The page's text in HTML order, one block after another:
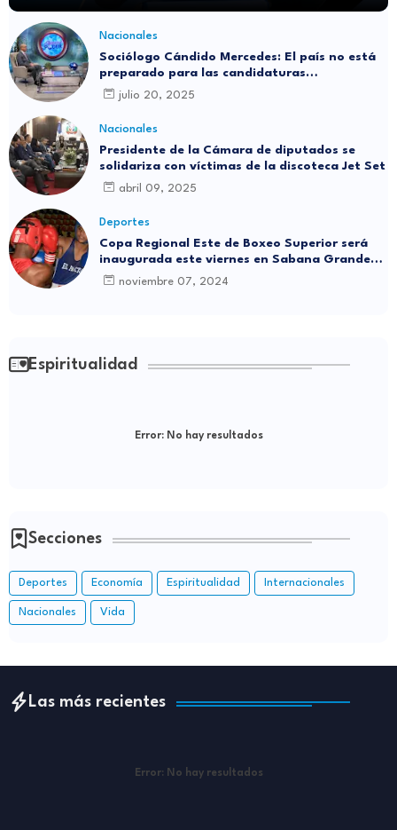
Nacionales
Sociólogo Cándido Mercedes: El país no está
preparado para las candidaturas
independientes
julio 20, 2025
Nacionales
Presidente de la Cámara de diputados se
solidariza con víctimas de la discoteca Jet Set
abril 09, 2025
Deportes
Copa Regional Este de Boxeo Superior será
inaugurada este viernes en Sabana Grande
de Boyá
noviembre 07, 2024
Espiritualidad
Error:No hay resultados
Secciones
Deportes Economía Espiritualidad Internacionales
Nacionales Vida
Las más recientes
Error: No hay resultados